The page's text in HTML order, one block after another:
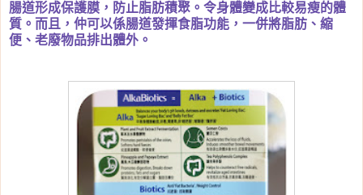
腸道形成保護膜，防止脂肪積聚。令身體變成比較易瘦的體
質。而且，仲可以係腸道發揮食脂功能，一併將脂肪、縮
便、老廢物品排出體外。